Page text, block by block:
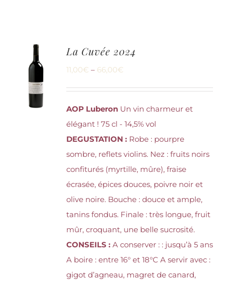
CHOIX
La Cuvée 2024
11,00€ – 66,00€
AOP LuberonUn vin charmeur et
élégant ! 75 cl - 14,5% vol
DEGUSTATION :Robe : pourpre
sombre, reflets violins. Nez : fruits noirs
confiturés (myrtille, mûre), fraise
écrasée, épices douces, poivre noir et
olive noire. Bouche : douce et ample,
tanins fondus. Finale : très longue, fruit
mûr, croquant, une belle sucrosité.
CONSEILS :A conserver : : jusqu’à 5 ans
A boire : entre 16° et 18°C A servir avec :
gigot d’agneau, magret de canard,